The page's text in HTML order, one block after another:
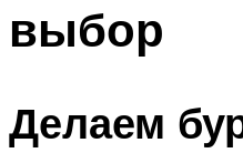
выбор
Делаем